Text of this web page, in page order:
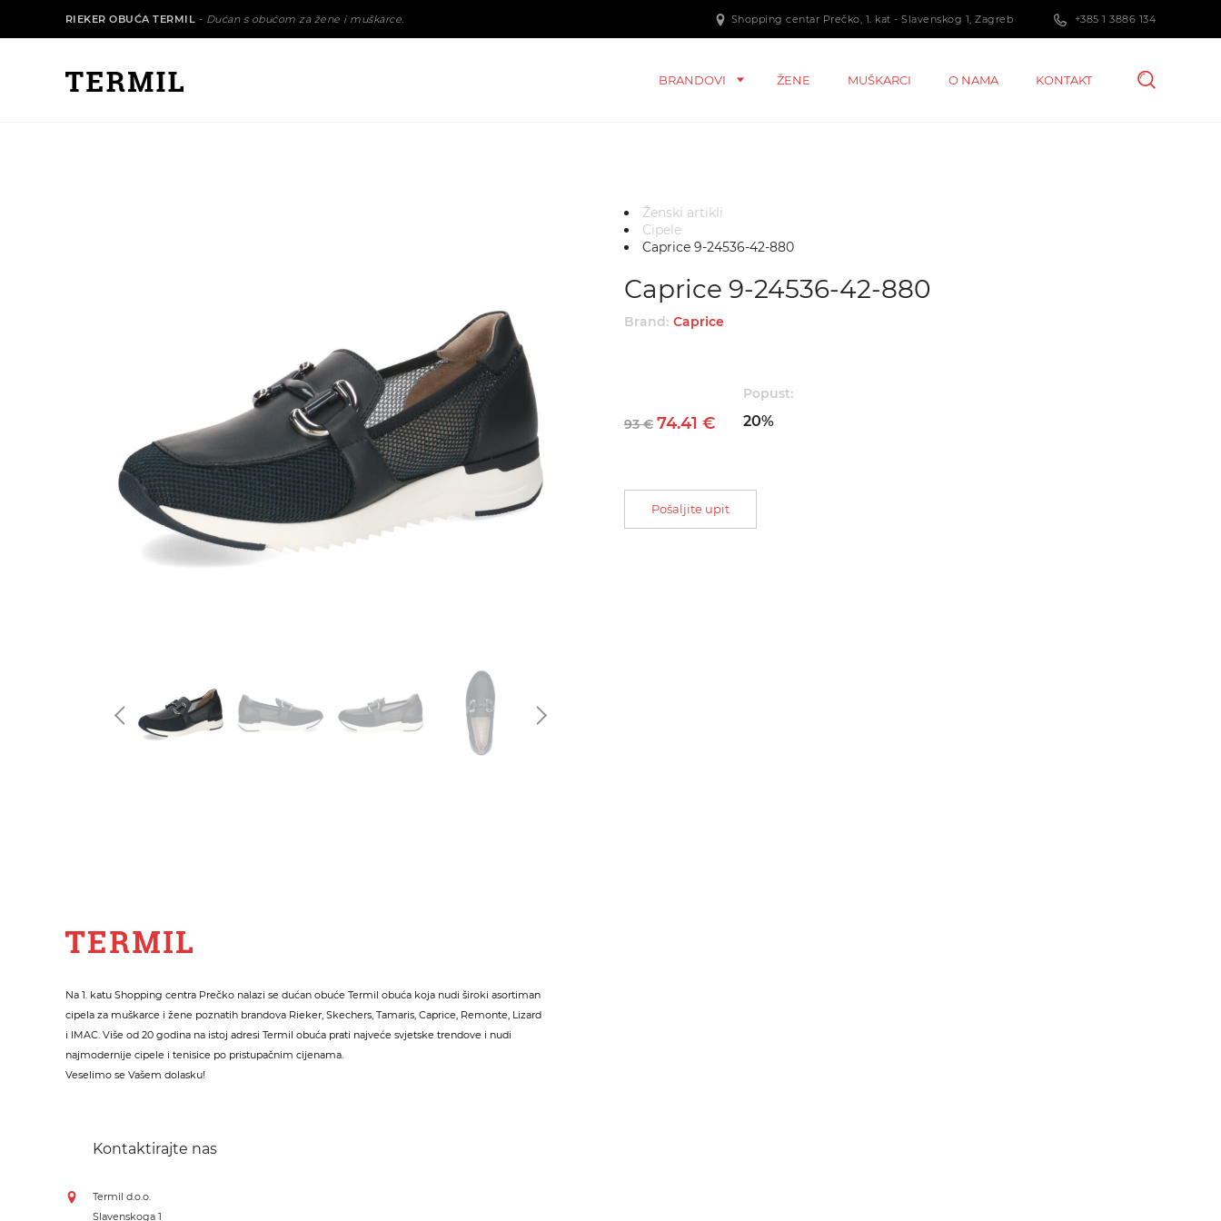
RIEKER OBUĆA TERMIL - Dućan s obućom za žene i muškarce. +385 1 3886 134
Shopping centar Prečko, 1. kat - Slavenskog 1, Zagreb
BRANDOVI ŽENE MUŠKARCI O NAMA KONTAKT
Ženski artikli
Cipele
Caprice 9-24536-42-880
Caprice 9-24536-42-880
Brand: Caprice
93 € 74.41 €
Popust:
20%
Pošaljite upit
Na 1. katu Shopping centra Prečko nalazi se dućan obuće Termil obuća koja nudi široki asortiman
cipela za muškarce i žene poznatih brandova Rieker, Skechers, Tamaris, Caprice, Remonte, Lizard
i IMAC. Više od 20 godina na istoj adresi Termil obuća prati najveće svjetske trendove i nudi
najmodernije cipele i tenisice po pristupačnim cijenama.
Veselimo se Vašem dolasku!
Kontaktirajte nas
Termil d.o.o.
Slavenskoga 1